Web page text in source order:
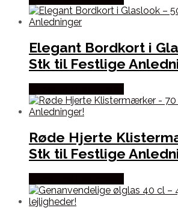
Elegant Bordkort i
Stk til Festlige
Røde Hjerte
Stk til Festlige